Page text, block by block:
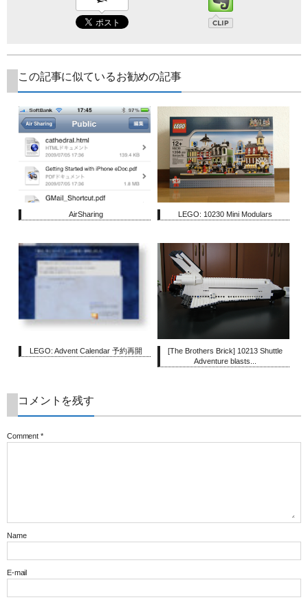
この記事に似ているお勧めの記事
AirSharing LEGO: 10230 Mini Modulars
LEGO: Advent Calendar 予約再開
[The Brothers Brick] 10213 Shuttle
Adventure blasts...
コメントを残す
Comment *
Name
E-mail